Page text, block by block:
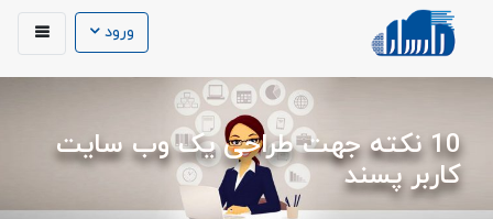
ورود
10 نکته جهت طراحی یک وب سایت
کاربر پسند